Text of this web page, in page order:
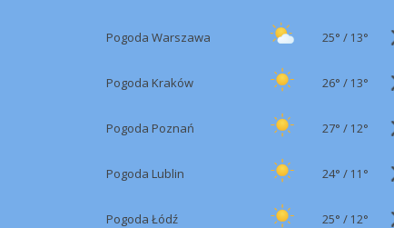
Pogoda Warszawa 25° / 13°
Pogoda Kraków 26° / 13°
Pogoda Poznań 27° / 12°
Pogoda Lublin 24° / 11°
Pogoda Łódź 25° / 12°